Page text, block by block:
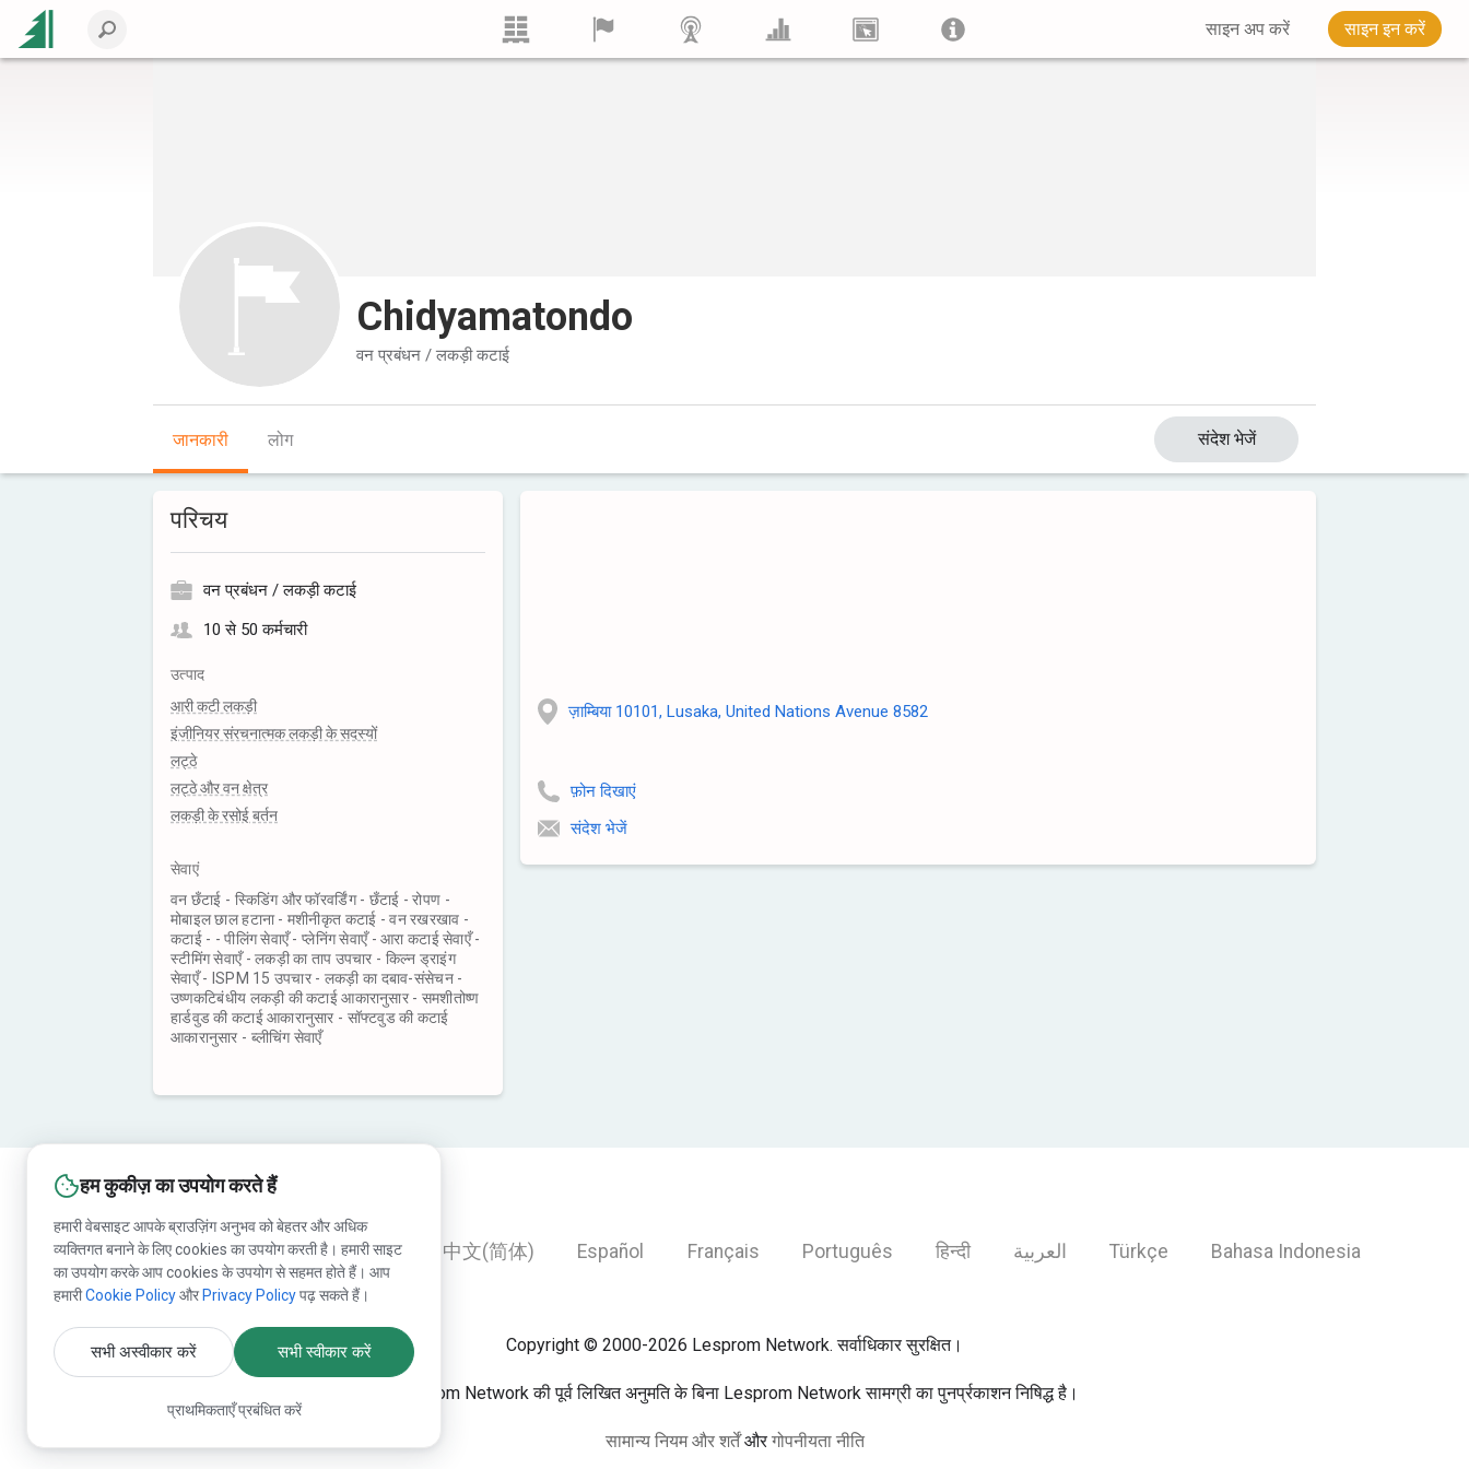
साइन अप करें साइन इन करें
Chidyamatondo
वन प्रबंधन / लकड़ी कटाई
जानकारी लोग संदेश भेजें
परिचय
वन प्रबंधन / लकड़ी कटाई
10 से 50 कर्मचारी
उत्पाद
आरी कटी लकड़ी
इंजीनियर संरचनात्मक लकड़ी के सदस्यों
लट्ठे
लट्ठे और वन क्षेत्र
लकड़ी के रसोई बर्तन
सेवाएं
वन छँटाई - स्किडिंग और फॉरवर्डिंग - छँटाई - रोपण -
मोबाइल छाल हटाना - मशीनीकृत कटाई - वन रखरखाव -
कटाई - - पीलिंग सेवाएँ - प्लेनिंग सेवाएँ - आरा कटाई सेवाएँ -
स्टीमिंग सेवाएँ - लकड़ी का ताप उपचार - किल्न ड्राइंग
सेवाएँ - ISPM 15 उपचार - लकड़ी का दबाव-संसेचन -
उष्णकटिबंधीय लकड़ी की कटाई आकारानुसार - समशीतोष्ण
हार्डवुड की कटाई आकारानुसार - सॉफ्टवुड की कटाई
आकारानुसार - ब्लीचिंग सेवाएँ
ज़ाम्बिया 10101, Lusaka, United Nations Avenue 8582
फ़ोन दिखाएं
संदेश भेजें
हम कुकीज़ का उपयोग करते हैं
हमारी वेबसाइट आपके ब्राउज़िंग अनुभव को बेहतर और अधिक
व्यक्तिगत बनाने के लिए cookies का उपयोग करती है। हमारी साइट
का उपयोग करके आप cookies के उपयोग से सहमत होते हैं। आप
हमारीCookie Policyऔर Privacy Policyपढ़ सकते हैं।
सभी अस्वीकार करें सभी स्वीकार करें
प्राथमिकताएँ प्रबंधित करें
English Русский Deutsch 中文(简体) Español Français Português हिन्दी العربية Türkçe Bahasa Indonesia
Copyright © 2000-2026 Lesprom Network. सर्वाधिकार सुरक्षित।
Lesprom Network की पूर्व लिखित अनुमति के बिना Lesprom Network सामग्री का पुनर्प्रकाशन निषिद्ध है।
सामान्य नियम और शर्तेंऔर गोपनीयता नीति